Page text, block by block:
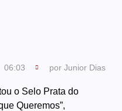
06:03 por Junior Dias
o Selo Prata do
Queremos”,